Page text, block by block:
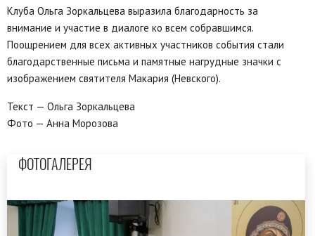
Клуба Ольга Зоркальцева выразила благодарность за
внимание и участие в диалоге ко всем собравшимся.
Поощрением для всех активных участников события стали
благодарственные письма и памятные нагрудные значки с
изображением святителя Макария (Невского).
Текст — Ольга Зоркальцева
Фото — Анна Морозова
ФОТОГАЛЕРЕЯ